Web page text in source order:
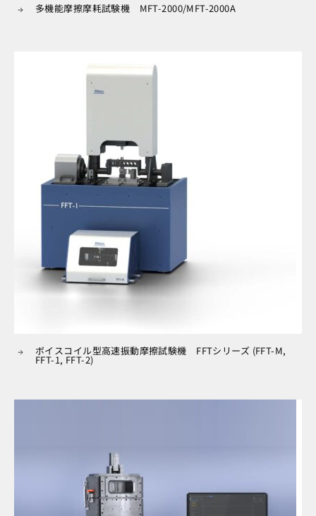
多機能摩擦摩耗試験機 MFT-2000/MFT-2000A
ボイスコイル型高速振動摩擦試験機 FFTシリーズ (FFT-M,
FFT-1, FFT-2)